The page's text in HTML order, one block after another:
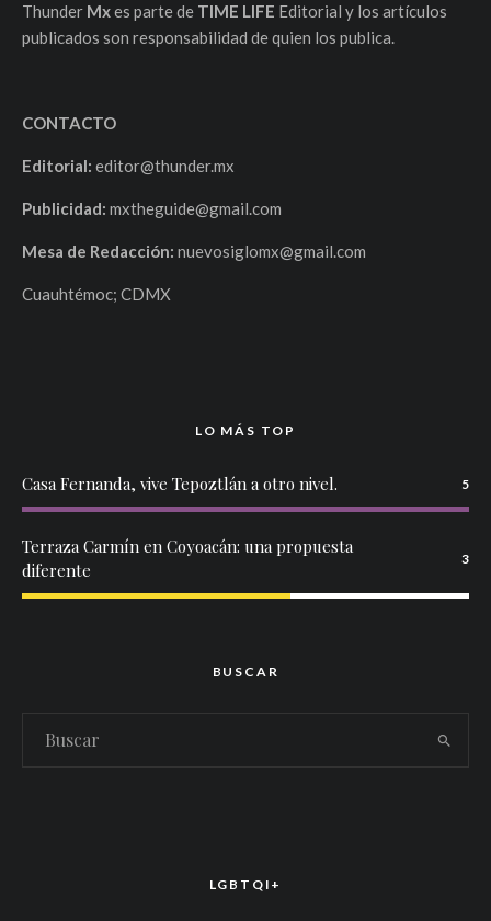
Thunder Mxes parte de TIME LIFE Editorial y los artículos
publicados son responsabilidad de quien los publica.
CONTACTO
Editorial: editor@thunder.mx
Publicidad: mxtheguide@gmail.com
Mesa de Redacción: nuevosiglomx@gmail.com
Cuauhtémoc; CDMX
LO MÁS TOP
Casa Fernanda, vive Tepoztlán a otro nivel. 5
Terraza Carmín en Coyoacán: una propuesta
diferente
3
BUSCAR
LGBTQI+